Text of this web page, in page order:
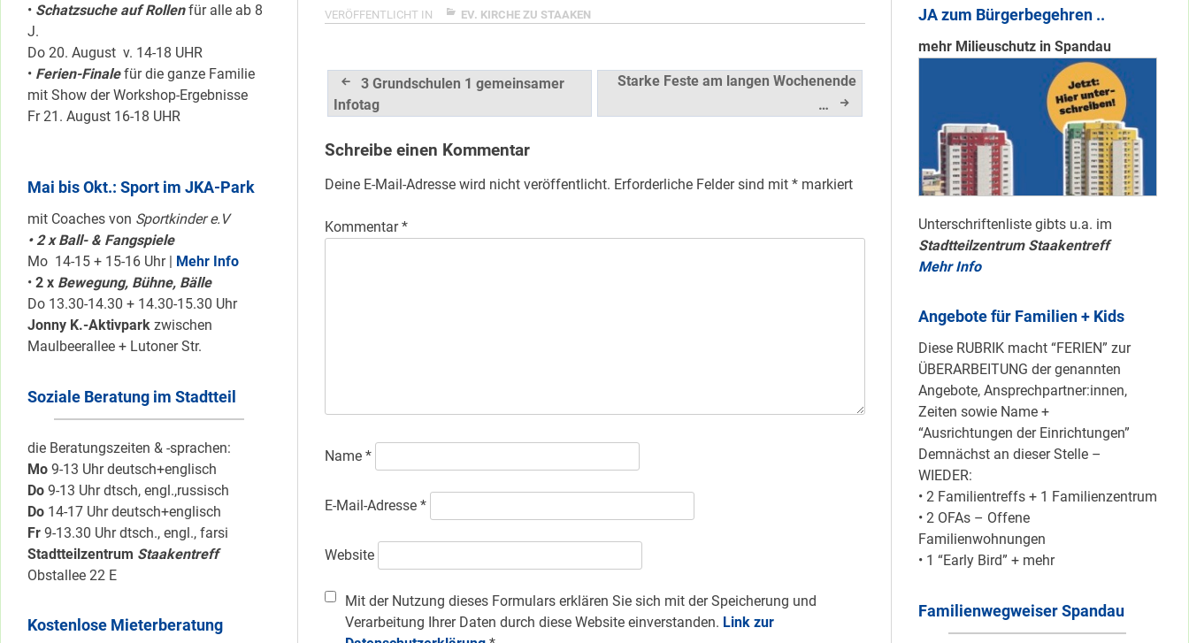
VERÖFFENTLICHT IN EV. KIRCHE ZU STAAKEN
Beitragsnavigation
3 Grundschulen 1 gemeinsamer
Infotag
Starke Feste am langen Wochenende
…
Schreibe einen Kommentar
Deine E-Mail-Adresse wird nicht veröffentlicht. Erforderliche Felder sind mit *markiert
Kommentar*
Name *
E-Mail-Adresse *
Website
Mit der Nutzung dieses Formulars erklären Sie sich mit der Speicherung und
Verarbeitung Ihrer Daten durch diese Website einverstanden. Link zur
• Schatzsuche auf Rollenfür alle ab 8
J.
Do 20. August v. 14-18 UHR
• Ferien-Finalefür die ganze Familie
mit Show der Workshop-Ergebnisse
Fr 21. August 16-18 UHR
Mai bis Okt.: Sport im JKA-Park
mit Coaches von Sportkinder e.V
• 2 x Ball- & Fangspiele
Mo 14-15 + 15-16 Uhr |
Mehr Info
• 2 x Bewegung, Bühne, Bälle
Do 13.30-14.30 + 14.30-15.30 Uhr
Jonny K.-Aktivpark zwischen
Maulbeerallee + Lutoner Str.
Soziale Beratung im Stadtteil
die Beratungszeiten & -sprachen:
Mo 9-13 Uhr deutsch+englisch
Do 9-13 Uhr dtsch, engl.,russisch
Do 14-17 Uhr deutsch+englisch
Fr 9-13.30 Uhr dtsch., engl., farsi
Stadtteilzentrum Staakentreff
Obstallee 22 E
Kostenlose Mieterberatung
JA zum Bürgerbegehren ..
mehr Milieuschutz in Spandau
Unterschriftenliste gibts u.a. im
Stadtteilzentrum Staakentreff
Mehr Info
Angebote für Familien + Kids
Diese RUBRIK macht “FERIEN” zur
ÜBERARBEITUNG der genannten
Angebote, Ansprechpartner:innen,
Zeiten sowie Name +
“Ausrichtungen der Einrichtungen”
Demnächst an dieser Stelle –
WIEDER:
• 2 Familientreffs + 1 Familienzentrum
• 2 OFAs – Offene
Familienwohnungen
• 1 “Early Bird” + mehr
Familienwegweiser Spandau
Staaken: Immer
schön sauber
Neuer Look für’s
“Redemobil” im
Kiez unterwegs …
Lokale Register-
Anlaufstelle in
Staaken
Silber für
Bildungsnetz